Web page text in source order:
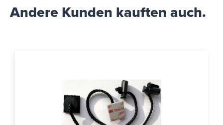
Andere Kunden kauften auch.